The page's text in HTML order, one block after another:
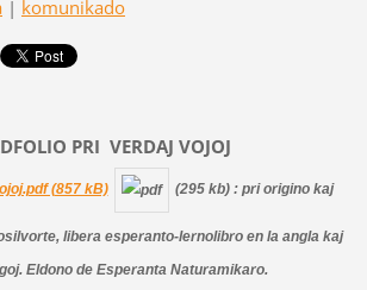
| komunikado
PRI VERDAJ VOJOJ
(857 kB) (295 kb) : pri origino kaj
libera esperanto-lernolibro en la angla kaj
Eldono de Esperanta Naturamikaro.